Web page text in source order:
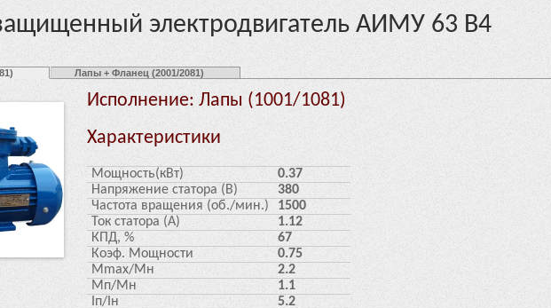
электродвигатель АИМУ 63 В4
Лапы + Фланец (2001/2081)
Исполнение: Лапы (1001/1081)
Характеристики
Мощность(кВт)
0.37
Напряжение статора (В)
380
Частота вращения (об./мин.)
1500
Ток статора (А)
1.12
КПД, %
67
Коэф. Мощности
0.75
Mmax/Mн
2.2
Мп/Мн
1.1
Iп/Iн
5.2